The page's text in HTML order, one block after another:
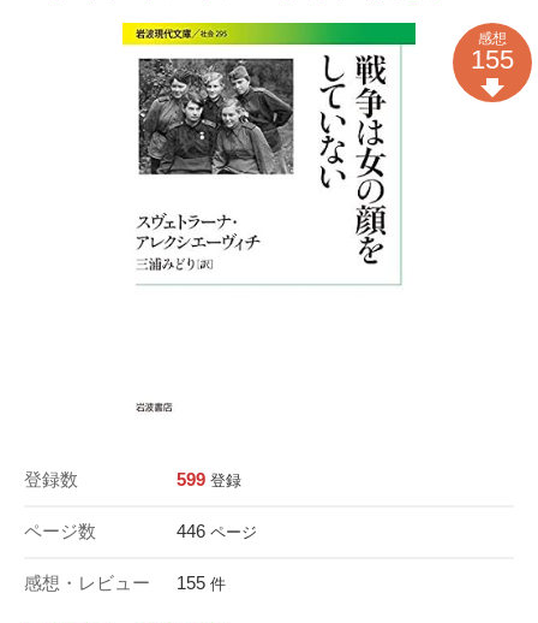
登録数 599 登録
ページ数 446 ページ
感想・レビュー 155 件
感想
155